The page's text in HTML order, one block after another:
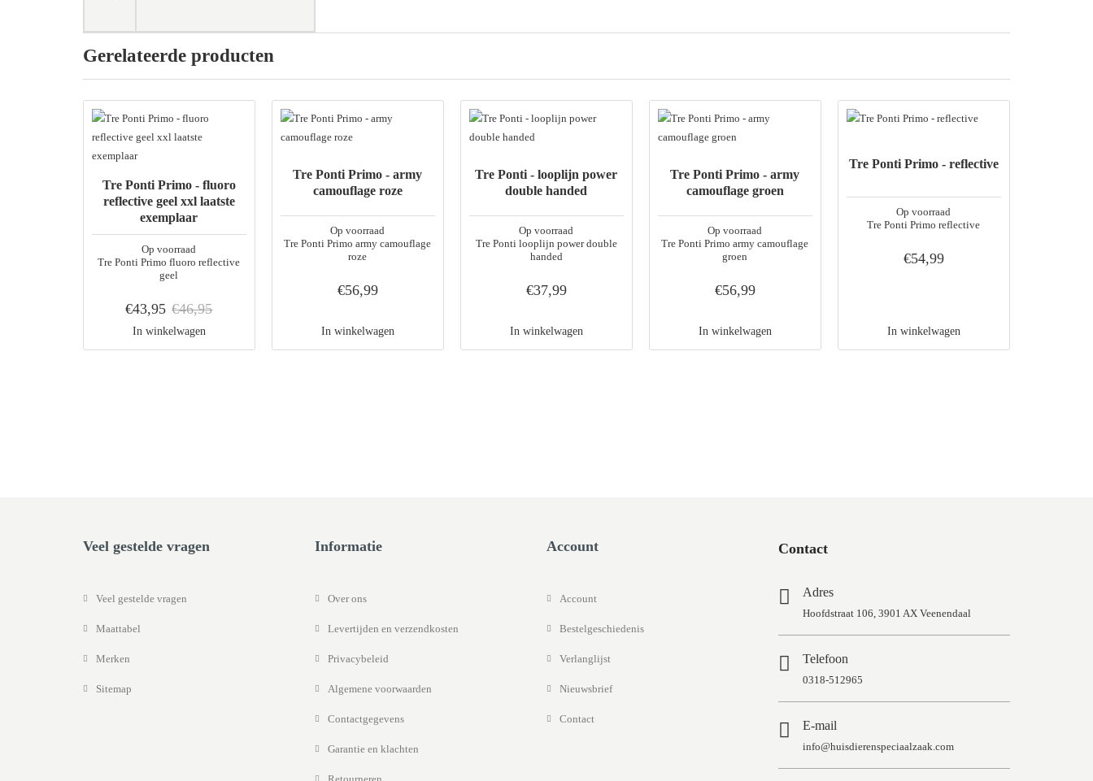
Gerelateerde producten
Op voorraad
Tre Ponti Primo fluoro reflective
geel
Tre Ponti Primo - fluoro
reflective geel xxl laatste
exemplaar
€43,95 €46,95
In winkelwagen
Op voorraad
Tre Ponti Primo army camouflage
roze
Tre Ponti Primo - army
camouflage roze
€56,99
In winkelwagen
Op voorraad
Tre Ponti looplijn power double
handed
Tre Ponti - looplijn power
double handed
€37,99
In winkelwagen
Op voorraad
Tre Ponti Primo army camouflage
groen
Tre Ponti Primo - army
camouflage groen
€56,99
In winkelwagen
Op voorraad
Tre Ponti Primo reflective
Tre Ponti Primo - reflective
€54,99
In winkelwagen
Veel gestelde vragen
Veel gestelde vragen
Maattabel
Merken
Sitemap
Informatie
Over ons
Levertijden en verzendkosten
Privacybeleid
Algemene voorwaarden
Contactgegevens
Garantie en klachten
Account
Account
Bestelgeschiedenis
Verlanglijst
Nieuwsbrief
Contact
Contact
Adres
Hoofdstraat 106, 3901 AX Veenendaal
Telefoon
0318-512965
E-mail
info@huisdierenspeciaalzaak.com